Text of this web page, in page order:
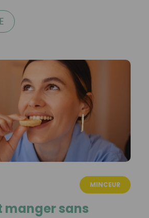
MINCEUR
manger sans